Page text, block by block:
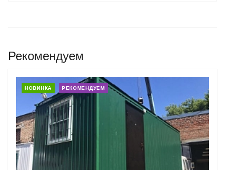
Рекомендуем
НОВИНКА РЕКОМЕНДУЕМ